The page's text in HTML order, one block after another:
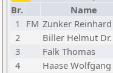
Br.
Name
1
FM Zunker Reinhard
2
Biller Helmut Dr.
3
Falk Thomas
4
Haase Wolfgang